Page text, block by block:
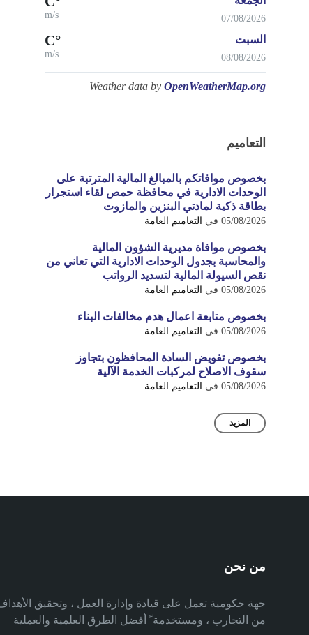
07/08/2026
m/s
السبت
08/08/2026
°C
m/s
Weather data by OpenWeatherMap.org
التعاميم
بخصوص موافاتكم بالمبالغ المالية المترتبة على
الوحدات الادارية في محافظة حمص لقاء استجرار
بطاقة ذكية لمادتي البنزين والمازوت
05/08/2026 في التعاميم العامة
بخصوص موافاة مديرية الشؤون المالية
والمحاسبة بجدول الوحدات الادارية التي تعاني من
نقص السيولة المالية لتسديد الرواتب
05/08/2026 في التعاميم العامة
بخصوص متابعة اعمال هدم مخالفات البناء
05/08/2026 في التعاميم العامة
بخصوص تفويض السادة المحافظون بتجاوز
سقوف الاصلاح لمركبات الخدمة الآلية
05/08/2026 في التعاميم العامة
المزيد
من نحن
جهة حكومية تعمل على قيادة وإدارة العمل ، وتحقيق
من التجارب ، ومستخدمة ً أفضل الطرق العلمية والعملية